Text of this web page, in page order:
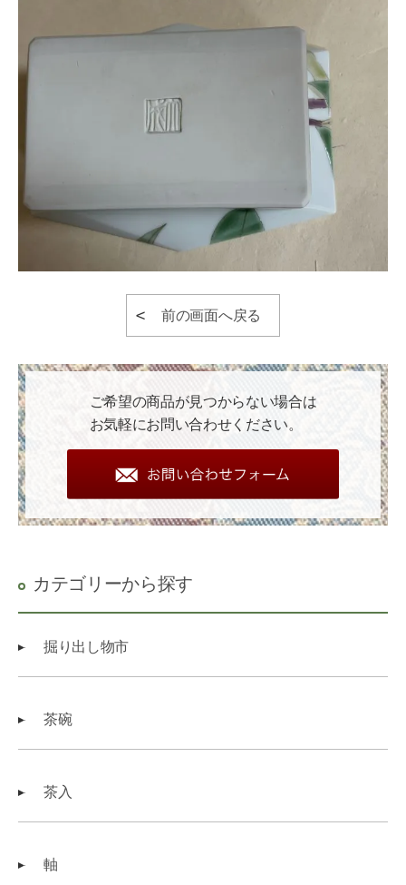
前の画面へ戻る
ご希望の商品が見つからない場合は
お気軽にお問い合わせください。
カテゴリーから探す
掘り出し物市
茶碗
茶入
軸